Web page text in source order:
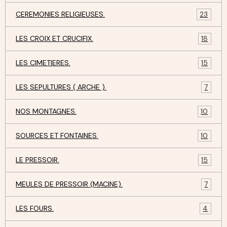
CEREMONIES RELIGIEUSES. 23
LES CROIX ET CRUCIFIX. 18
LES CIMETIERES. 15
LES SEPULTURES ( ARCHE ). 7
NOS MONTAGNES. 10
SOURCES ET FONTAINES. 10
LE PRESSOIR. 15
MEULES DE PRESSOIR (MACINE). 7
LES FOURS. 4